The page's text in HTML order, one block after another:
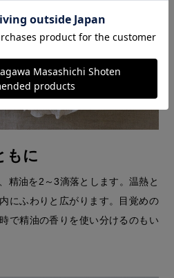
もに
精油を2～3滴落とします。温熱と
にふわりと広がります。目覚めの
で精油の香りを使い分けるのもい